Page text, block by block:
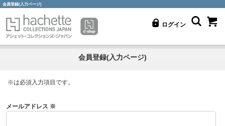
会員登録(入力ページ)
ログイン
会員登録(入力ページ)
※は必須入力項目です。
メールアドレス ※